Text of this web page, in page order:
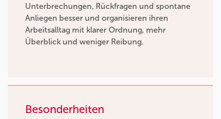
Unterbrechungen, Rückfragen und spontane
Anliegen besser und organisieren ihren
Arbeitsalltag mit klarer Ordnung, mehr
Überblick und weniger Reibung.
Besonderheiten